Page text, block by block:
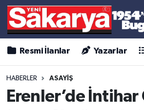
Resmi İlanlar Yazarlar
HABERLER ASAYİŞ
Erenler’de